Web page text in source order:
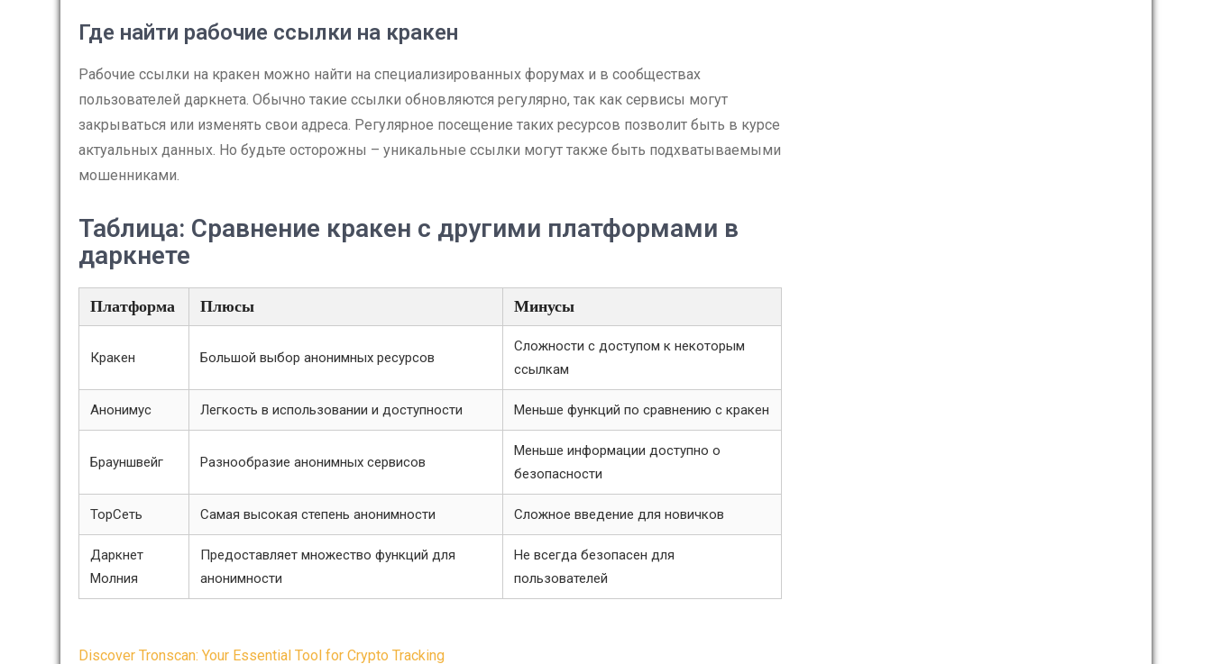
Где найти рабочие ссылки на кракен
Рабочие ссылки на кракен можно найти на специализированных форумах и в сообществах
пользователей даркнета. Обычно такие ссылки обновляются регулярно, так как сервисы могут
закрываться или изменять свои адреса. Регулярное посещение таких ресурсов позволит быть в курсе
актуальных данных. Но будьте осторожны – уникальные ссылки могут также быть подхватываемыми
мошенниками.
Таблица: Сравнение кракен с другими платформами в
даркнете
Платформа Плюсы Минусы
Кракен Большой выбор анонимных ресурсов
Сложности с доступом к некоторым
ссылкам
Анонимус Легкость в использовании и доступности Меньше функций по сравнению с кракен
Брауншвейг Разнообразие анонимных сервисов
Меньше информации доступно о
безопасности
ТорСеть Самая высокая степень анонимности Сложное введение для новичков
Даркнет
Молния
Предоставляет множество функций для
анонимности
Не всегда безопасен для
пользователей
Post
Discover Tronscan: Your Essential Tool for Crypto Tracking